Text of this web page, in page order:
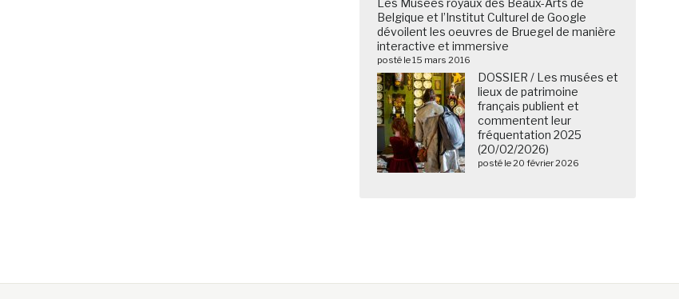
Les Musées royaux des Beaux-Arts de
Belgique et l’Institut Culturel de Google
dévoilent les oeuvres de Bruegel de manière
interactive et immersive
posté le 15 mars 2016
DOSSIER / Les musées et
lieux de patrimoine
français publient et
commentent leur
fréquentation 2025
(20/02/2026)
posté le 20 février 2026